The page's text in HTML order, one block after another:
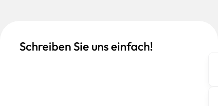
Schreiben Sie uns einfach!